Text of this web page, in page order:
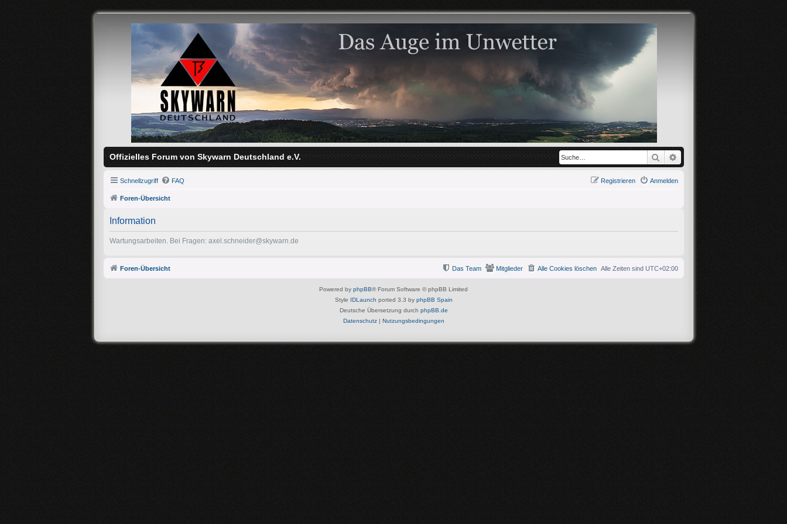
Offizielles Forum von Skywarn Deutschland e.V. Suche
Schnellzugriff FAQ Anmelden
Registrieren
Foren-Übersicht
Information
Wartungsarbeiten. Bei Fragen: axel.schneider@skywarn.de
Foren-Übersicht Alle Zeiten sind UTC+02:00
Alle Cookies löschen
Mitglieder
Das Team
Powered by phpBB® Forum Software © phpBB Limited
Style IDLaunch ported 3.3 by phpBB Spain
Deutsche Übersetzung durch phpBB.de
Datenschutz| Nutzungsbedingungen